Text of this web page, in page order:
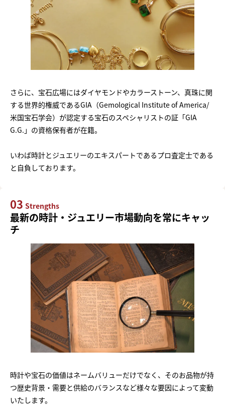
さらに、宝石広場にはダイヤモンドやカラーストーン、真珠に関
する世界的権威であるGIA（Gemological Institute of America/
米国宝石学会）が認定する宝石のスペシャリストの証「GIA
G.G.」の資格保有者が在籍。
いわば時計とジュエリーのエキスパートであるプロ査定士である
と自負しております。
03 Strengths
最新の時計・ジュエリー市場動向を常にキャッ
チ
時計や宝石の価値はネームバリューだけでなく、そのお品物が持
つ歴史背景・需要と供給のバランスなど様々な要因によって変動
いたします。